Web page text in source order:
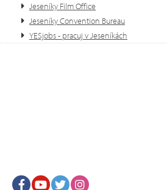
Jeseníky Film Office
Jeseníky Convention Bureau
YESjobs - pracuj v Jeseníkách
FacebookYoutubeTwitter